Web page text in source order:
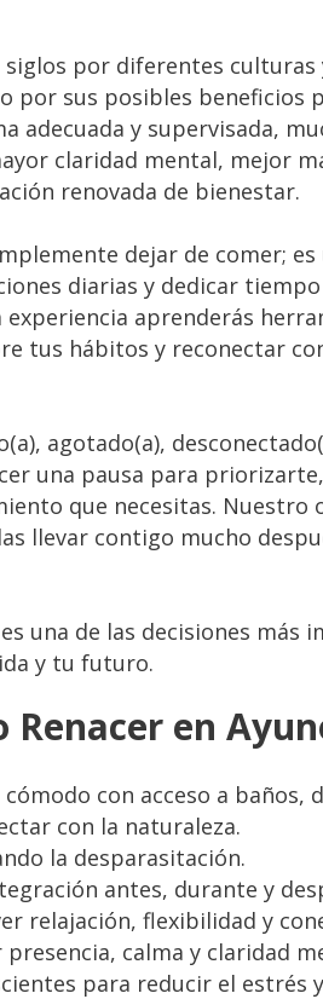
por diferentes culturas
sus posibles beneficios
adecuada y supervisada,
claridad mental, mejor
renovada de bienestar.
dejar de comer;
diarias y dedicar
aprenderás
tus hábitos y reconectar
agotado(a),
una pausa para
que necesitas. Nuestro
llevar contigo mucho
una de las decisiones más
y tu futuro.
Renacer en
con acceso a baños,
con la naturaleza.
la desparasitación.
antes, durante y
relajación, flexibilidad y
calma y claridad
para reducir el estrés